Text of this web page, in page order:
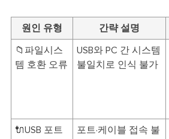
원인 유형 간략 설명
📁파일시스
템 호환 오류
USB와 PC 간 시스템
불일치로 인식 불가
🔌USB 포트
포트·케이블 접속 불